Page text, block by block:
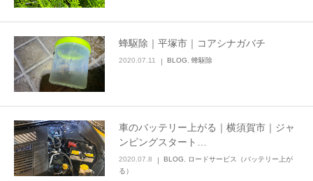
蜂駆除｜平塚市｜コアシナガバチ
2020.07.11 BLOG 蜂駆除
車のバッテリー上がる｜横須賀市｜ジャ
ンピングスタート…
2020.07.8 BLOG
ロードサービス（バッテリー上が
る）